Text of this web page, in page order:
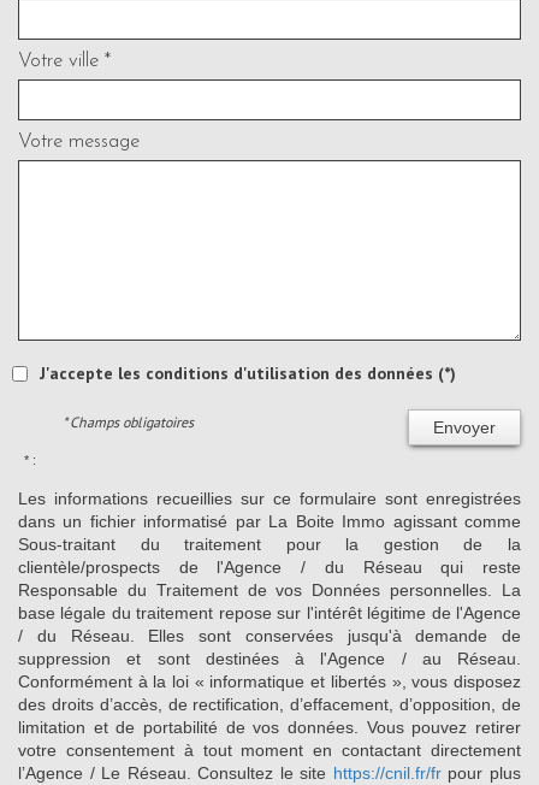
Votre ville *
Votre message
J'accepte les conditions d'utilisation des données (*)
Envoyer
* Champs obligatoires
* :
Les informations recueillies sur ce formulaire sont enregistrées
dans un fichier informatisé par La Boite Immo agissant comme
Sous-traitant du traitement pour la gestion de la
clientèle/prospects de l'Agence / du Réseau qui reste
Responsable du Traitement de vos Données personnelles. La
base légale du traitement repose sur l'intérêt légitime de l'Agence
/ du Réseau. Elles sont conservées jusqu'à demande de
suppression et sont destinées à l'Agence / au Réseau.
Conformément à la loi « informatique et libertés », vous disposez
des droits d’accès, de rectification, d’effacement, d’opposition, de
limitation et de portabilité de vos données. Vous pouvez retirer
votre consentement à tout moment en contactant directement
l’Agence / Le Réseau. Consultez le site https://cnil.fr/frpour plus